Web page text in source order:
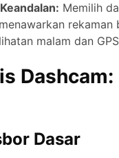
Memilih
malam dan
Dasar